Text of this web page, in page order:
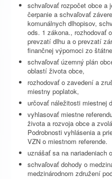
schvaľovať rozpočet obce a
čerpanie a schvaľovať
komunálnych dlhopisov,
ods. 1 zákona., rozhodovať
prevzatí dlhu a o prevzatí
finančnej výpomoci zo
schvaľovať územný plán
oblastí života obce,
rozhodovať o zavedení a
miestny poplatok,
určovať náležitosti miestnej
vyhlasovať miestne
života a rozvoja obce a
Podrobnosti vyhlásenia a
VZN o miestnom referende.
uznášať sa na nariadeniach
schvaľovať dohody o
medzinárodnom združení